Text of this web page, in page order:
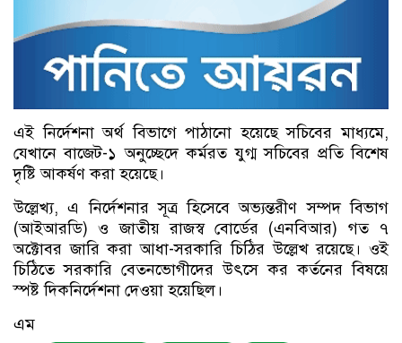
এই নির্দেশনা অর্থ বিভাগে পাঠানো হয়েছে সচিবের মাধ্যমে,
যেখানে বাজেট-১ অনুচ্ছেদে কর্মরত যুগ্ম সচিবের প্রতি বিশেষ
দৃষ্টি আকর্ষণ করা হয়েছে।
উল্লেখ্য, এ নির্দেশনার সূত্র হিসেবে অভ্যন্তরীণ সম্পদ বিভাগ
(আইআরডি) ও জাতীয় রাজস্ব বোর্ডের (এনবিআর) গত ৭
অক্টোবর জারি করা আধা-সরকারি চিঠির উল্লেখ রয়েছে। ওই
চিঠিতে সরকারি বেতনভোগীদের উৎসে কর কর্তনের বিষয়ে
স্পষ্ট দিকনির্দেশনা দেওয়া হয়েছিল।
এম